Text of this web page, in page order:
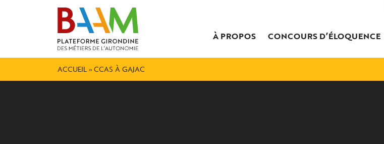
À PROPOS CONCOURS D’ÉLOQUENCE
ACCUEIL » CCAS À GAJAC